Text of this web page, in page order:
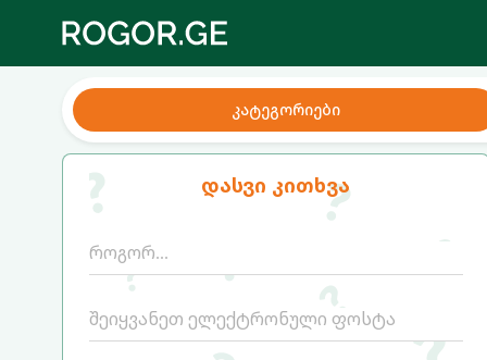
კატეგორიები
დასვი კითხვა